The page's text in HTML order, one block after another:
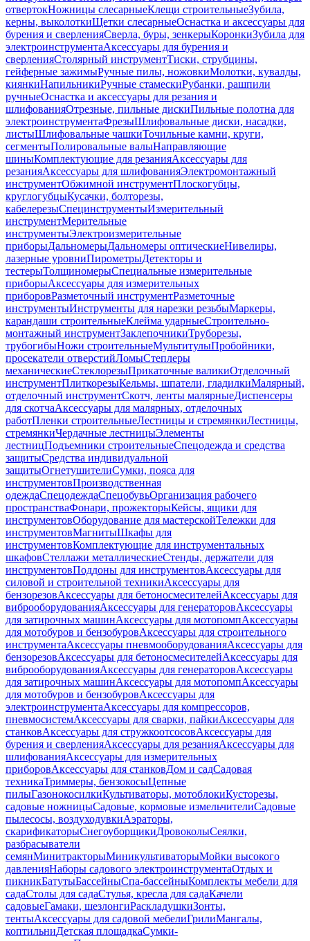
отвертокНожницы слесарныеКлещи строительныеЗубила,
керны, выколоткиЩетки слесарныеОснастка и аксессуары для
бурения и сверленияСверла, буры, зенкерыКоронкиЗубила для
электроинструментаАксессуары для бурения и
сверленияСтолярный инструментТиски, струбцины,
гейферные зажимыРучные пилы, ножовкиМолотки, кувалды,
киянкиНапильникиРучные стамескиРубанки, рашпили
ручныеОснастка и аксессуары для резания и
шлифованияОтрезные, пильные дискиПильные полотна для
электроинструментаФрезыШлифовальные диски, насадки,
листыШлифовальные чашкиТочильные камни, круги,
сегментыПолировальные валыНаправляющие
шиныКомплектующие для резанияАксессуары для
резанияАксессуары для шлифованияЭлектромонтажный
инструментОбжимной инструментПлоскогубцы,
круглогубцыКусачки, болторезы,
кабелерезыСпецинструментыИзмерительный
инструментМерительные
инструментыЭлектроизмерительные
приборыДальномерыДальномеры оптическиеНивелиры,
лазерные уровниПирометрыДетекторы и
тестерыТолщиномерыСпециальные измерительные
приборыАксессуары для измерительных
приборовРазметочный инструментРазметочные
инструментыИнструменты для нарезки резьбыМаркеры,
карандаши строительныеКлейма ударныеСтроительно-
монтажный инструментЗаклепочникиТруборезы,
трубогибыНожи строительныеМультитулыПробойники,
просекатели отверстийЛомыСтеплеры
механическиеСтеклорезыПрикаточные валикиОтделочный
инструментПлиткорезыКельмы, шпатели, гладилкиМалярный,
отделочный инструментСкотч, ленты малярныеДиспенсеры
для скотчаАксессуары для малярных, отделочных
работПленки строительныеЛестницы и стремянкиЛестницы,
стремянкиЧердачные лестницыЭлементы
лестницПодъемники строительныеСпецодежда и средства
защитыСредства индивидуальной
защитыОгнетушителиСумки, пояса для
инструментовПроизводственная
одеждаСпецодеждаСпецобувьОрганизация рабочего
пространстваФонари, прожекторыКейсы, ящики для
инструментовОборудование для мастерскойТележки для
инструментовМагнитыШкафы для
инструментовКомплектующие для инструментальных
шкафовСтеллажи металлическиеСтенды, держатели для
инструментовПоддоны для инструментовАксессуары для
силовой и строительной техникиАксессуары для
бензорезовАксессуары для бетоносмесителейАксессуары для
виброоборудованияАксессуары для генераторовАксессуары
для затирочных машинАксессуары для мотопомпАксессуары
для мотобуров и бензобуровАксессуары для строительного
инструментаАксессуары пневмооборудованияАксессуары для
бензорезовАксессуары для бетоносмесителейАксессуары для
виброоборудованияАксессуары для генераторовАксессуары
для затирочных машинАксессуары для мотопомпАксессуары
для мотобуров и бензобуровАксессуары для
электроинструментаАксессуары для компрессоров,
пневмосистемАксессуары для сварки, пайкиАксессуары для
станковАксессуары для стружкоотсосовАксессуары для
бурения и сверленияАксессуары для резанияАксессуары для
шлифованияАксессуары для измерительных
приборовАксессуары для станковДом и садСадовая
техникаТриммеры, бензокосыЦепные
пилыГазонокосилкиКультиваторы, мотоблокиКусторезы,
садовые ножницыСадовые, кормовые измельчителиСадовые
пылесосы, воздуходувкиАэраторы,
скарификаторыСнегоуборщикиДровоколыСеялки,
разбрасыватели
семянМинитракторыМиникультиваторыМойки высокого
давленияНаборы садового электроинструментаОтдых и
пикникБатутыБассейныСпа-бассейныКомплекты мебели для
садаСтолы для садаСтулья, кресла для садаКачели
садовыеГамаки, шезлонгиРаскладушкиЗонты,
тентыАксессуары для садовой мебелиГрилиМангалы,
коптильниДетская площадкаСумки-